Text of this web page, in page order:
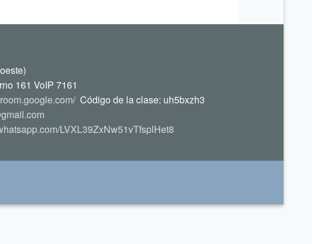
161 VoIP 7161
Código de la clase: uh5bxzh3
LVXL39ZxNw51vTfsplHet8